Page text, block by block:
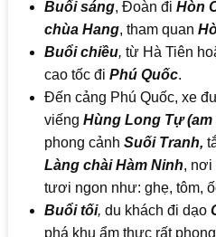
Buổi sáng, Đoàn đi Hòn
chùa Hang, tham quan
Buổi chiều, từ Hà Tiên
cao tốc đi Phú Quốc.
Đến cảng Phú Quốc, xe
viếng Hùng Long Tự (am
phong cảnh Suối Tranh,
Làng chài Hàm Ninh, nơi
tươi ngon như: ghẹ, tôm,
Buổi tối, du khách đi dạo
phá khu ẩm thực rất